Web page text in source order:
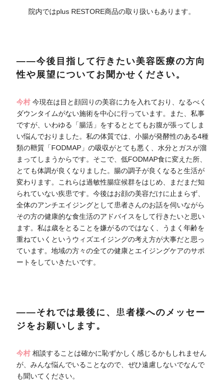
院内ではplus RESTORE商品の取り扱いもあります。
――今後目指して行きたい美容医療の方向
性や展望についてお聞かせください。
今村今現在は目と顔回りの美容に力を入れており、なるべく
ダウンタイムがない施術を中心に行っています。また、私事
ですが、いわゆる「腸活」をするととてもお腹が張ってしま
い悩んでおりました。私の体質では、小腸が発酵性のある4種
類の糖質「FODMAP」の吸収がとても悪く、水分とガスが溜
まってしまうからです。そこで、低FODMAP食に変えた所、
とても体調が良くなりました。腸の調子が良くなると生活が
変わります。これらは過敏性腸症候群をはじめ、まだまだ知
られていない疾患です。今後はお顔の美容だけに止まらず、
全体のアンチエイジングとして患者さんのお話を伺いながら
その方の健康的な食生活のアドバイスをして行きたいと思い
ます。私は歳をとることを嫌がるのではなく、うまく年齢を
重ねていくというウィズエイジングの考え方が大事だと思っ
ています。地域の方々の全ての健康とエイジングケアのサポ
ートをしていきたいです。
――それでは最後に、患者様へのメッセー
ジをお願いします。
今村相談することは確かに恥ずかしく感じるかもしれません
が、みんな悩んでいることなので、ぜひ遠慮しないでなんで
も聞いてください。